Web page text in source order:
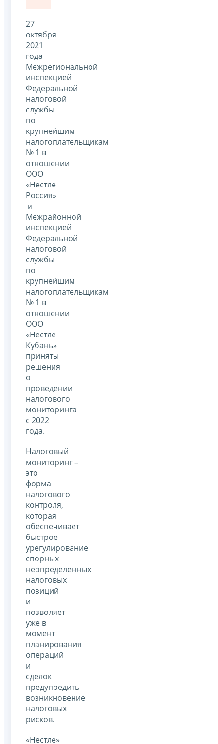
27
октября
2021
года
Межрегиональной
инспекцией
Федеральной
налоговой
службы
по
крупнейшим
налогоплательщикам
№ 1 в
отношении
ООО
«Нестле
Россия»
и
Межрайонной
инспекцией
Федеральной
налоговой
службы
по
крупнейшим
налогоплательщикам
№ 1 в
отношении
ООО
«Нестле
Кубань»
приняты
решения
о
проведении
налогового
мониторинга
с 2022
года.
Налоговый
мониторинг –
это
форма
налогового
контроля,
которая
обеспечивает
быстрое
урегулирование
спорных
неопределенных
налоговых
позиций
и
позволяет
уже в
момент
планирования
операций
и
сделок
предупредить
возникновение
налоговых
рисков.
«Нестле»